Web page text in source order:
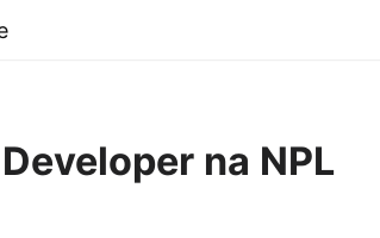
na NPL